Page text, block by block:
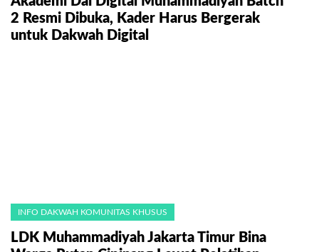
2 Resmi Dibuka, Kader Harus Bergerak
untuk Dakwah Digital
INFO DAKWAH KOMUNITAS KHUSUS
LDK Muhammadiyah Jakarta Timur Bina